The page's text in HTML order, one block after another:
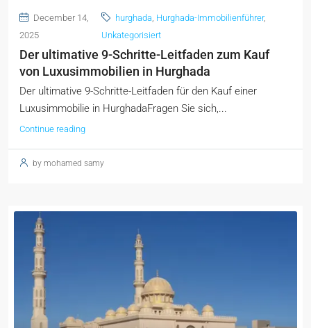
December 14,
2025
hurghada, Hurghada-Immobilienführer,
Unkategorisiert
Der ultimative 9-Schritte-Leitfaden zum Kauf
von Luxusimmobilien in Hurghada
Der ultimative 9-Schritte-Leitfaden für den Kauf einer
Luxusimmobilie in HurghadaFragen Sie sich,...
Continue reading
by mohamed samy